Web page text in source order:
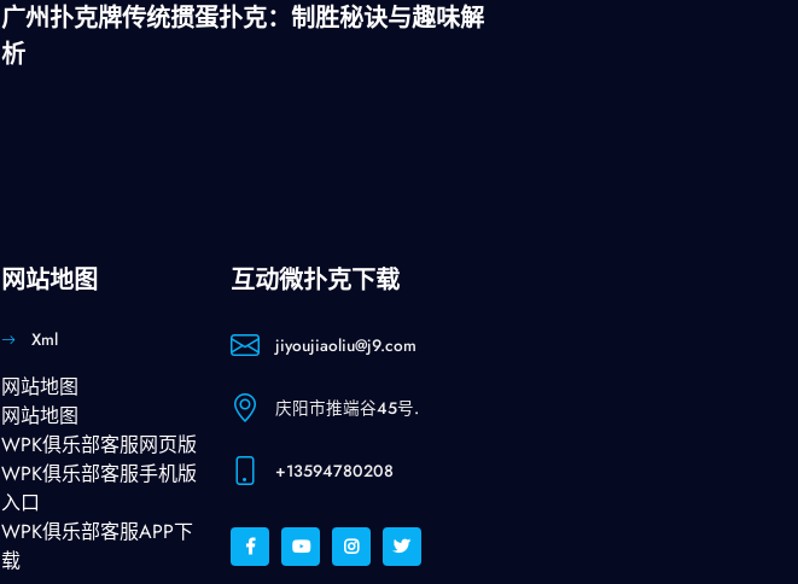
广州扑克牌传统掼蛋扑克：制胜秘诀与趣味解
析
网站地图
Xml
网站地图
网站地图
WPK俱乐部客服网页版
WPK俱乐部客服手机版
入口
WPK俱乐部客服APP下
载
互动微扑克下载
jiyoujiaoliu@j9.com
庆阳市推端谷45号.
+13594780208